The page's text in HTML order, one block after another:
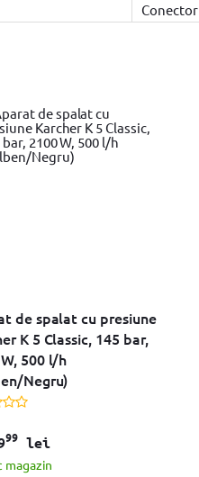
Conector
de spalat cu presiune
K 5 Classic, 145 bar,
500 l/h
Negru)
99lei
magazin